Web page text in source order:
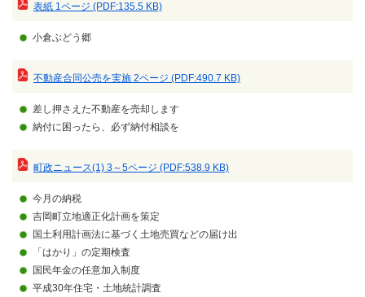
表紙 1ページ (PDF:135.5 KB)
小倉ぶどう郷
不動産合同公売を実施 2ページ (PDF:490.7 KB)
差し押さえた不動産を売却します
納付に困ったら、必ず納付相談を
町政ニュース(1) 3～5ページ (PDF:538.9 KB)
今月の納税
吉岡町立地適正化計画を策定
国土利用計画法に基づく土地売買などの届け出
「はかり」の定期検査
国民年金の任意加入制度
平成30年住宅・土地統計調査